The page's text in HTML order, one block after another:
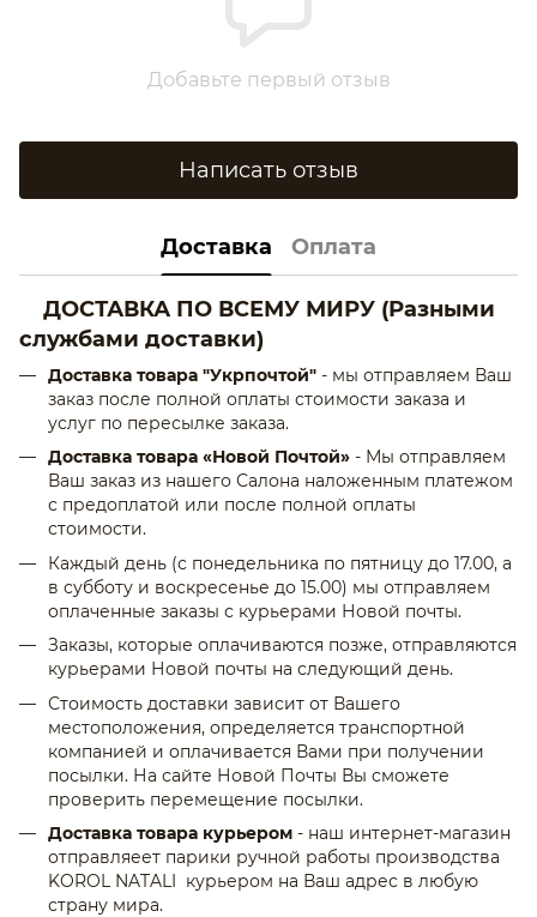
Добавьте первый отзыв
Написать отзыв
Доставка Оплата
ДОСТАВКА ПО ВСЕМУ МИРУ (Разными
службами доставки)
Доставка товара "Укрпочтой" - мы отправляем Ваш
заказ после полной оплаты стоимости заказа и
услуг по пересылке заказа.
Доставка товара «Новой Почтой» - Мы отправляем
Ваш заказ из нашего Салона наложенным платежом
с предоплатой или после полной оплаты
стоимости.
Каждый день (с понедельника по пятницу до 17.00, а
в субботу и воскресенье до 15.00) мы отправляем
оплаченные заказы с курьерами Новой почты.
Заказы, которые оплачиваются позже, отправляются
курьерами Новой почты на следующий день.
Стоимость доставки зависит от Вашего
местоположения, определяется транспортной
компанией и оплачивается Вами при получении
посылки. На сайте Новой Почты Вы сможете
проверить перемещение посылки.
Доставка товара курьером - наш интернет-магазин
отправляеет парики ручной работы производства
KOROL NATALI курьером на Ваш адрес в любую
страну мира.